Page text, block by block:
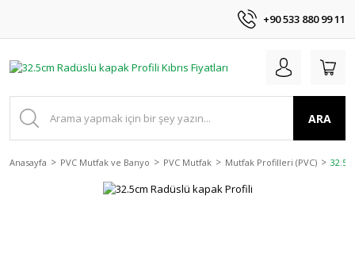
+90 533 880 99 11
ARA
Anasayfa PVC Mutfak ve Banyo PVC Mutfak Mutfak Profilleri (PVC)